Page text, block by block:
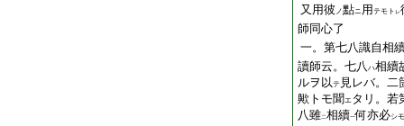
又用彼 ノ點ニ用 テモト レ
師同心了
一。第七八識自相
讀師云。七八ハ相續
ルヲ以テ 見レバ。二
歟トモ聞エタリ。若
八雖二相續一何亦必シモ